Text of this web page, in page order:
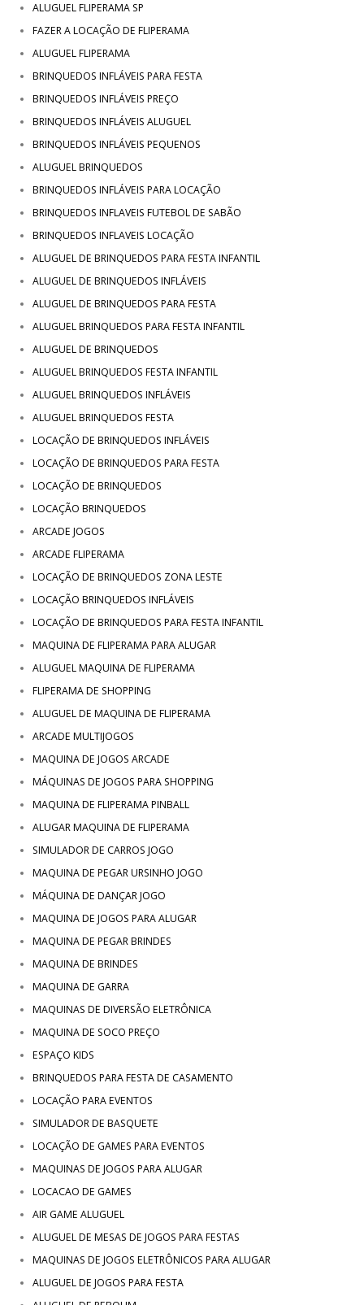
ALUGUEL FLIPERAMA SP
FAZER A LOCAÇÃO DE FLIPERAMA
ALUGUEL FLIPERAMA
BRINQUEDOS INFLÁVEIS PARA FESTA
BRINQUEDOS INFLÁVEIS PREÇO
BRINQUEDOS INFLÁVEIS ALUGUEL
BRINQUEDOS INFLÁVEIS PEQUENOS
ALUGUEL BRINQUEDOS
BRINQUEDOS INFLÁVEIS PARA LOCAÇÃO
BRINQUEDOS INFLAVEIS FUTEBOL DE SABÃO
BRINQUEDOS INFLAVEIS LOCAÇÃO
ALUGUEL DE BRINQUEDOS PARA FESTA INFANTIL
ALUGUEL DE BRINQUEDOS INFLÁVEIS
ALUGUEL DE BRINQUEDOS PARA FESTA
ALUGUEL BRINQUEDOS PARA FESTA INFANTIL
ALUGUEL DE BRINQUEDOS
ALUGUEL BRINQUEDOS FESTA INFANTIL
ALUGUEL BRINQUEDOS INFLÁVEIS
ALUGUEL BRINQUEDOS FESTA
LOCAÇÃO DE BRINQUEDOS INFLÁVEIS
LOCAÇÃO DE BRINQUEDOS PARA FESTA
LOCAÇÃO DE BRINQUEDOS
LOCAÇÃO BRINQUEDOS
ARCADE JOGOS
ARCADE FLIPERAMA
LOCAÇÃO DE BRINQUEDOS ZONA LESTE
LOCAÇÃO BRINQUEDOS INFLÁVEIS
LOCAÇÃO DE BRINQUEDOS PARA FESTA INFANTIL
MAQUINA DE FLIPERAMA PARA ALUGAR
ALUGUEL MAQUINA DE FLIPERAMA
FLIPERAMA DE SHOPPING
ALUGUEL DE MAQUINA DE FLIPERAMA
ARCADE MULTIJOGOS
MAQUINA DE JOGOS ARCADE
MÁQUINAS DE JOGOS PARA SHOPPING
MAQUINA DE FLIPERAMA PINBALL
ALUGAR MAQUINA DE FLIPERAMA
SIMULADOR DE CARROS JOGO
MAQUINA DE PEGAR URSINHO JOGO
MÁQUINA DE DANÇAR JOGO
MAQUINA DE JOGOS PARA ALUGAR
MAQUINA DE PEGAR BRINDES
MAQUINA DE BRINDES
MAQUINA DE GARRA
MAQUINAS DE DIVERSÃO ELETRÔNICA
MAQUINA DE SOCO PREÇO
ESPAÇO KIDS
BRINQUEDOS PARA FESTA DE CASAMENTO
LOCAÇÃO PARA EVENTOS
SIMULADOR DE BASQUETE
LOCAÇÃO DE GAMES PARA EVENTOS
MAQUINAS DE JOGOS PARA ALUGAR
LOCACAO DE GAMES
AIR GAME ALUGUEL
ALUGUEL DE MESAS DE JOGOS PARA FESTAS
MAQUINAS DE JOGOS ELETRÔNICOS PARA ALUGAR
ALUGUEL DE JOGOS PARA FESTA